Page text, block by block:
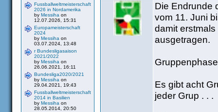
Fussballweltmeisterschaft
2026 in Nordamerika
by Messiha on
12.07.2026, 15:31
Europameisterschaft
2024
by Messiha on
03.07.2024, 13:48
r Bundesligasaison
2021/2022
by Messiha on
26.06.2021, 16:11
Bundesliga2020/2021
by Messiha on
29.04.2021, 19:43
Fussballweltmeisterschaft
2014 in Basilien
by Messiha on
28.05.2014, 20:50
Die Endrunde
vom 11. Juni
damit
ausgetragen.
Es gibt acht
jeder Grup . . .